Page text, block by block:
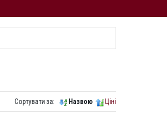
Сортувати за: Назвою Ціні